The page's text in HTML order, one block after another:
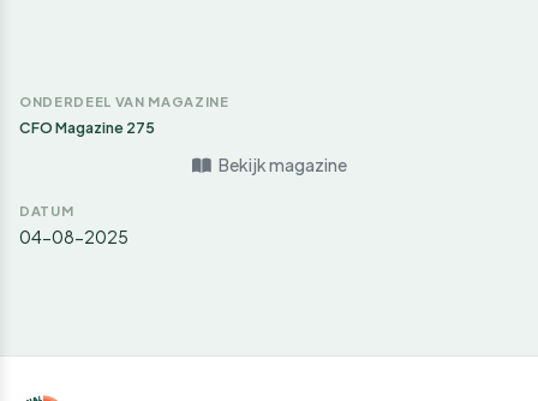
ONDERDEEL VAN MAGAZINE
CFO Magazine 275
Bekijk magazine
DATUM
04-08-2025